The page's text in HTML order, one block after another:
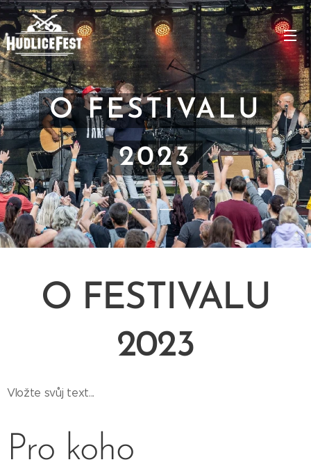
O FESTIVALU
2023
O FESTIVALU
2023
Vložte svůj text...
Pro koho